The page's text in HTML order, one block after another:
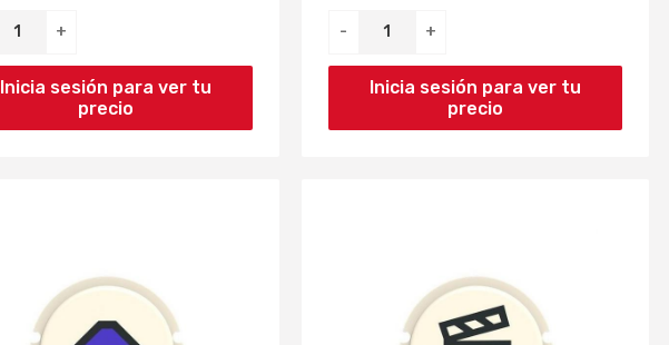
+
Inicia sesión para ver tu
precio
- +
Inicia sesión para ver tu
precio